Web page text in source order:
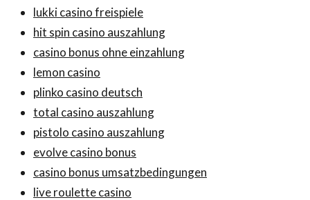
lukki casino freispiele
hit spin casino auszahlung
casino bonus ohne einzahlung
lemon casino
plinko casino deutsch
total casino auszahlung
pistolo casino auszahlung
evolve casino bonus
casino bonus umsatzbedingungen
live roulette casino